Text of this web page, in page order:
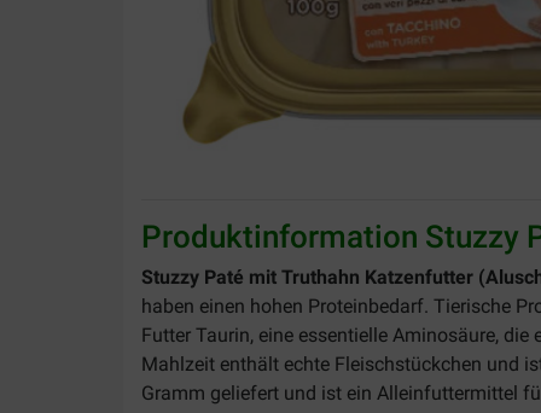
Produktinformation Stuzzy
Stuzzy Paté mit Truthahn Katzenfutter
haben einen hohen Proteinbedarf. Tierische
Futter Taurin, eine essentielle Aminosäure,
Mahlzeit enthält echte Fleischstückchen und
Gramm geliefert und ist ein Alleinfuttermittel